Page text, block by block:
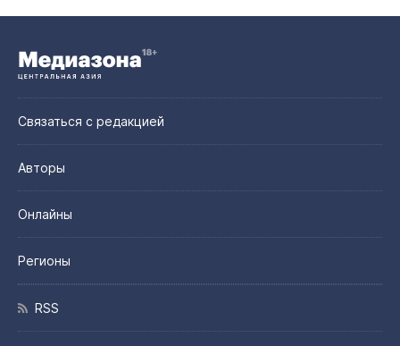
Связаться с редакцией
Авторы
Онлайны
Регионы
RSS